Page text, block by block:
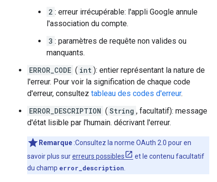
2 : erreur irrécupérable: l'appli Google annule
l'association du compte.
3 : paramètres de requête non valides ou
manquants.
ERROR_CODE ( int ): entier représentant la nature de
l'erreur. Pour voir la signification de chaque code
d'erreur, consultez tableau des codes d'erreur.
ERROR_DESCRIPTION ( String , facultatif): message
d'état lisible par l'humain. décrivant l'erreur.
Remarque :Consultez la norme OAuth 2.0 pour en
savoir plus surerreurs possibles
et le contenu facultatif
du champ error_description